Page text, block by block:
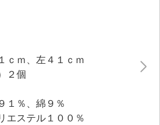
ｃｍ、左４１ｃｍ
２個
１％、綿９％
エステル１００％